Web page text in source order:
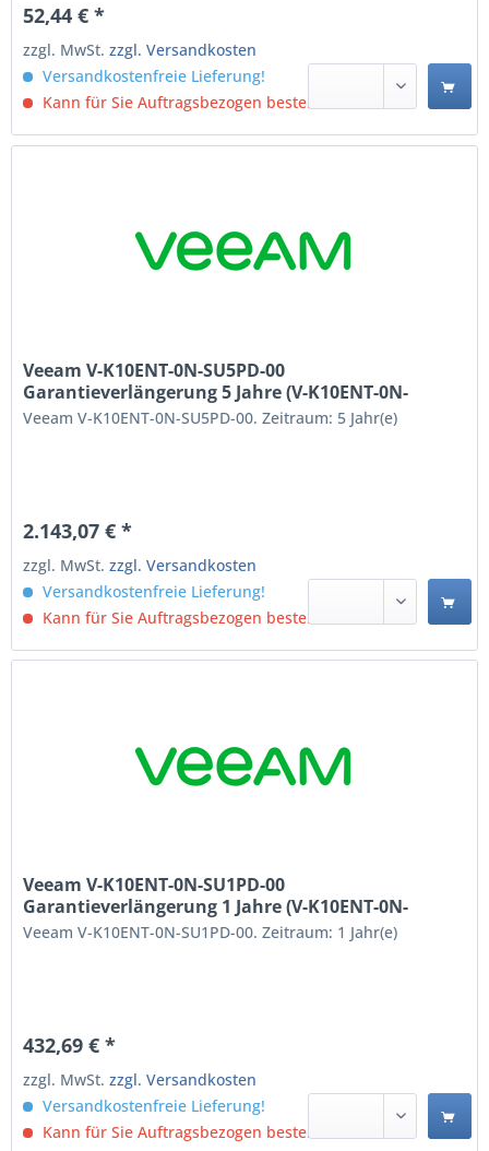
52,44 € *
zzgl. MwSt.zzgl. Versandkosten
Versandkostenfreie Lieferung!
Kann für Sie Auftragsbezogen bestellt werden.
Veeam V-K10ENT-0N-SU5PD-00
Garantieverlängerung 5 Jahre (V-K10ENT-0N-
SU5PD-00)
Veeam V-K10ENT-0N-SU5PD-00. Zeitraum: 5 Jahr(e)
2.143,07 € *
zzgl. MwSt.zzgl. Versandkosten
Versandkostenfreie Lieferung!
Kann für Sie Auftragsbezogen bestellt werden.
Veeam V-K10ENT-0N-SU1PD-00
Garantieverlängerung 1 Jahre (V-K10ENT-0N-
SU1PD-00)
Veeam V-K10ENT-0N-SU1PD-00. Zeitraum: 1 Jahr(e)
432,69 € *
zzgl. MwSt.zzgl. Versandkosten
Versandkostenfreie Lieferung!
Kann für Sie Auftragsbezogen bestellt werden.